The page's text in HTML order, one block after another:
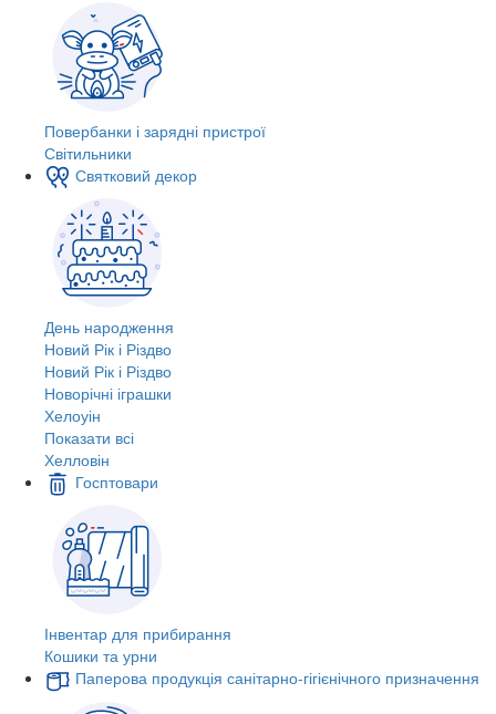
Повербанки і зарядні пристрої
Світильники
Святковий декор
День народження
Новий Рік і Різдво
Новий Рік і Різдво
Новорічні іграшки
Хелоуін
Показати всі
Хелловін
Госптовари
Інвентар для прибирання
Кошики та урни
Паперова продукція санітарно-гігієнічного призначення